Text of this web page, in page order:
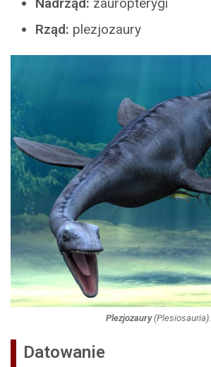
Nadrząd: zauropterygi
Rząd: plezjozaury
Plezjozaury(Plesiosauria).
Datowanie